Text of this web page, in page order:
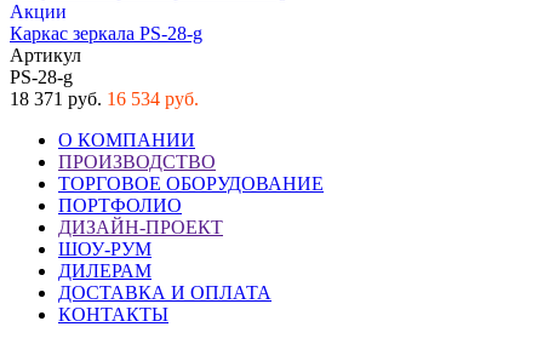
Акции
Каркас зеркала PS-28-g
Артикул
PS-28-g
18 371 руб. 16 534 руб.
О КОМПАНИИ
ПРОИЗВОДСТВО
ТОРГОВОЕ ОБОРУДОВАНИЕ
ПОРТФОЛИО
ДИЗАЙН-ПРОЕКТ
ШОУ-РУМ
ДИЛЕРАМ
ДОСТАВКА И ОПЛАТА
КОНТАКТЫ